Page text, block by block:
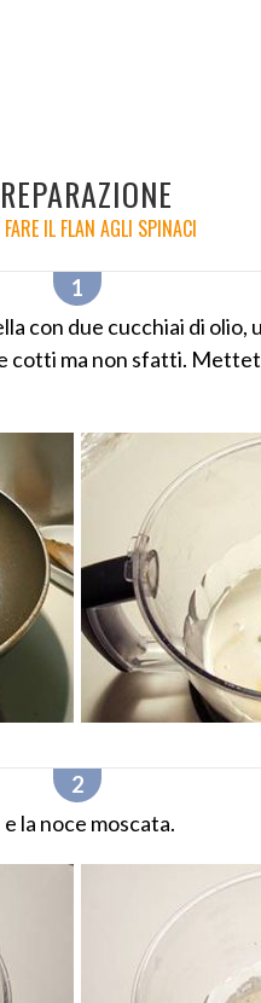
IL FLAN AGLI SPINACI
con due cucchiai di olio,
cotti ma non sfatti.
la noce moscata.